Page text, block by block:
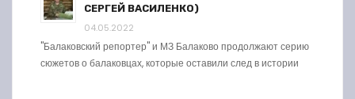
СЕРГЕЙ ВАСИЛЕНКО)
04.05.2022
"Балаковский репортер" и МЗ Балаково продолжают серию
сюжетов о балаковцах, которые оставили след в истории